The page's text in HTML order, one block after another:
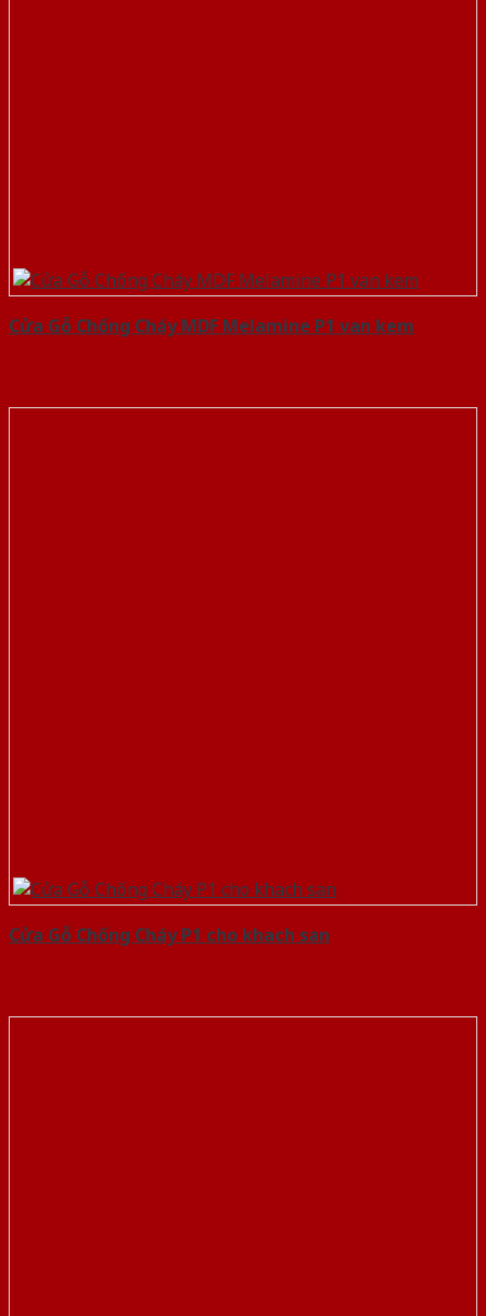
Cửa Gỗ Chống Cháy MDF Melamine P1 van kem
Cửa Gỗ Chống Cháy P1 cho khach san